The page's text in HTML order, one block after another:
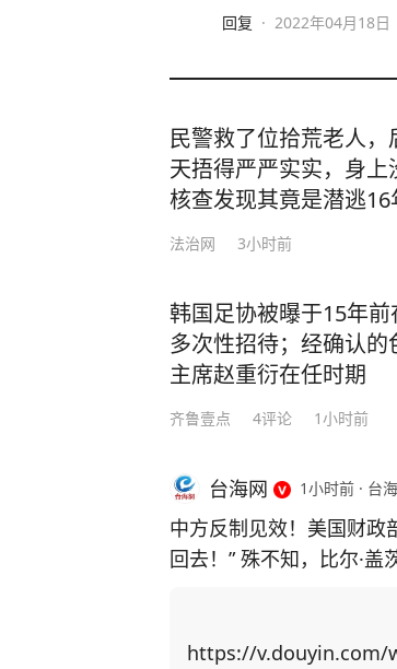
回复 · 2022年04月18日
民警救了位拾荒老人
天捂得严严实实，身上
核查发现其竟是潜逃16
法治网 3小时前
韩国足协被曝于15年
多次性招待；经确认
主席赵重衍在任时期
齐鲁壹点 4评论 1小时前
台海网 1小时前 · 台
中方反制见效！美国财政
回去！” 殊不知，比尔·盖
博弈找筹码，居然把矛头指向了中国留学
https://v.douyin.com/